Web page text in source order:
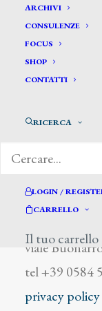
ARCHIVI
CONSULENZE
FOCUS
SHOP
CONTATTI
RICERCA
LOGIN /
CARRELLO
Il tuo carrello
Bruzzi E.
viale
tel +39 0584
privacy policy